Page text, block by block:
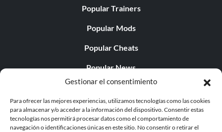
Gestionar el consentimiento
Para ofrecer las mejores experiencias, utilizamos tecnologías como las cookies
para almacenar y/o acceder a la información del dispositivo. Consentir estas
tecnologías nos permitirá procesar datos como el comportamiento de
navegación o identificaciones únicas en este sitio. No consentir o retirar el
Popular Trainers
Popular Mods
Popular Cheats
Popular News
Popular Editorials
Popular Free Games
LATEST UPDATES